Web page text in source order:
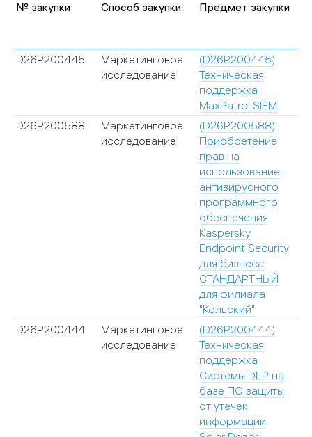
№ закупки Способ закупки Предмет закупки
D26P200445
Маркетинговое
исследование
(D26P200445)
Техническая
поддержка
MaxPatrol SIEM
D26P200588
Маркетинговое
исследование
(D26P200588)
Приобретение
прав на
использование
антивирусного
программного
обеспечения
Kaspersky
Endpoint Security
для бизнеса
СТАНДАРТНЫЙ
для филиала
"Кольский"
D26P200444
Маркетинговое
исследование
(D26P200444)
Техническая
поддержка
Системы DLP на
базе ПО защиты
от утечек
информации